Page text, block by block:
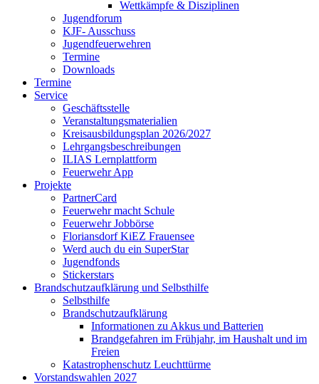
Wettkämpfe & Disziplinen
Jugendforum
KJF- Ausschuss
Jugendfeuerwehren
Termine
Downloads
Termine
Service
Geschäftsstelle
Veranstaltungsmaterialien
Kreisausbildungsplan 2026/2027
Lehrgangsbeschreibungen
ILIAS Lernplattform
Feuerwehr App
Projekte
PartnerCard
Feuerwehr macht Schule
Feuerwehr Jobbörse
Floriansdorf KiEZ Frauensee
Werd auch du ein SuperStar
Jugendfonds
Stickerstars
Brandschutzaufklärung und Selbsthilfe
Selbsthilfe
Brandschutzaufklärung
Informationen zu Akkus und Batterien
Brandgefahren im Frühjahr, im Haushalt und im
Freien
Katastrophenschutz Leuchttürme
Vorstandswahlen 2027